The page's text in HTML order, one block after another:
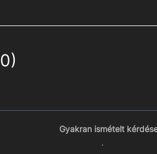
Gyakran ismételt